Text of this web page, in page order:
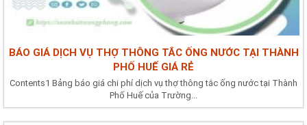
BÁO GIÁ DỊCH VỤ THỢ THÔNG TẮC ỐNG NƯỚC TẠI THÀNH
PHỐ HUẾ GIÁ RẺ
Contents1 Bảng báo giá chi phí dịch vụ thợ thông tắc ống nước tại Thành
Phố Huế của Trường...